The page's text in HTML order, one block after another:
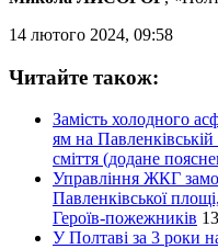
14 лютого 2024, 09:58
Читайте також:
Замість холодного
ям на
сміття (додане
Управління ЖКГ
Павленківської
Героїв-пожежників
У Полтаві за 3 роки